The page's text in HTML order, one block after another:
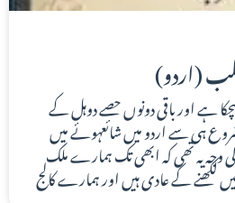
(اردو)
ہے اور باقی دونوں حصے دوہل کے
ہی سے اردو میں شائعہوئے میں
وجہ یہ تھی کہ ابھی تک ہمارے ملک
لکھنے کے عادی ہیں اور ہمارے کالج